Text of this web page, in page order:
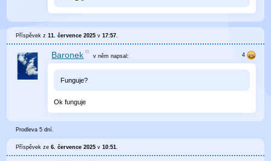
Příspěvek z11. července 2025 v17:57
Baronek v němnapsal:
Funguje?
Ok funguje
Prodleva 5 dní.
Příspěvek ze6. července 2025 v10:51